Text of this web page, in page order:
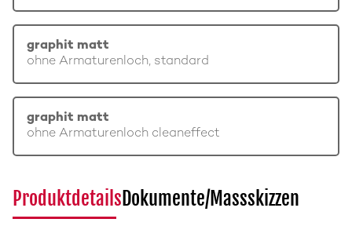
graphit matt
ohne Armaturenloch, standard
graphit matt
ohne Armaturenloch cleaneffect
ProduktdetailsDokumente/Massskizzen